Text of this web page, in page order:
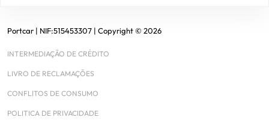
Portcar | NIF:515453307 | Copyright © 2026
INTERMEDIAÇÃO DE CRÉDITO
LIVRO DE RECLAMAÇÕES
CONFLITOS DE CONSUMO
POLITICA DE PRIVACIDADE